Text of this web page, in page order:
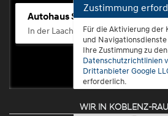
Autohaus Scherhag
In der Laach 76, 56072 Koblenz-Güls
Zustimmung
Für die Aktivierung der
und Navigationsdienste
Ihre Zustimmung zu den
Datenschutzrichtlinien
Drittanbieter Google
erforderlich.
Zustimmen
WIR IN KOBLENZ-